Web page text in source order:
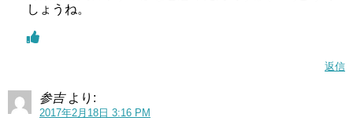
しょうね。
返信
参吉 より:
2017年2月18日 3:16 PM